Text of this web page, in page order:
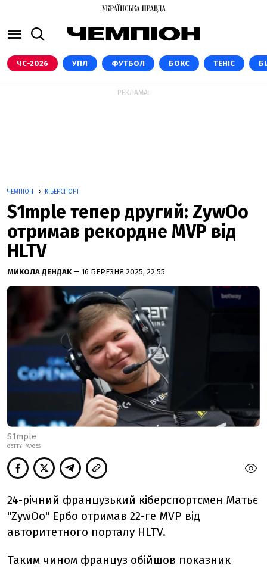
ЧС-2026 УПЛ ФУТБОЛ БОКС ТЕНІС
РЕКЛАМА:
ЧЕМПІОН КІБЕРСПОРТ
S1mple тепер другий: ZywOo
отримав рекордне MVP від
HLTV
МИКОЛА ДЕНДАК — 16 БЕРЕЗНЯ 2025, 22:55
S1mple
GETTY IMAGES
24-річний французький кіберспортсмен Матьє
"ZywOo" Ербо отримав 22-ге MVP від
авторитетного порталу HLTV.
Таким чином француз обійшов показник